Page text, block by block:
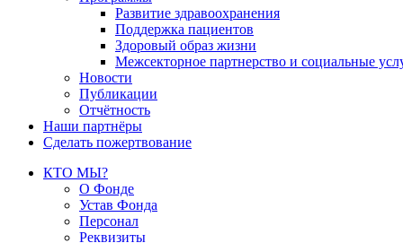
Развитие здравоохранения
Поддержка пациентов
Здоровый образ жизни
Межсекторное партнерство и социальные
Новости
Публикации
Отчётность
Наши партнёры
Сделать пожертвование
КТО МЫ?
О Фонде
Устав Фонда
Персонал
Реквизиты